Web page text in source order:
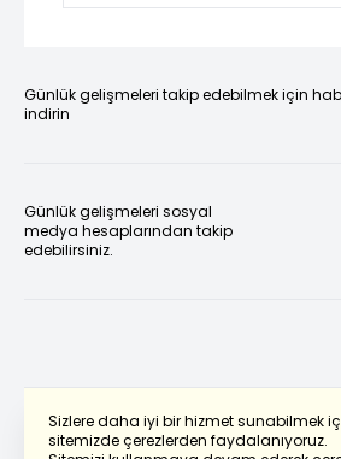
Sizlere daha iyi bir hizmet sunabilmek
sitemizde çerezlerden faydalanıyoruz.
Günlük gelişmeleri takip edebilmek için
indirin
Günlük gelişmeleri sosyal
medya hesaplarından takip
edebilirsiniz.